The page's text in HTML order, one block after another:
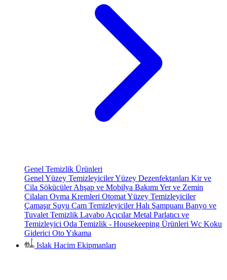
Genel Temizlik Ürünleri
Genel Yüzey TemizleyicilerYüzey Dezenfektanları Kir ve
Cila SökücülerAhşap ve Mobilya Bakımı Yer ve Zemin
Cilaları Ovma Kremleri Otomat Yüzey Temizleyiciler
Çamaşır Suyu Cam TemizleyicilerHalı Şampuanı Banyo ve
Tuvalet Temizlik Lavabo AçıcılarMetal Parlatıcı ve
Temizleyici Oda Temizlik - Housekeeping Ürünleri Wc Koku
Giderici Oto Yıkama
Islak Hacim Ekipmanları